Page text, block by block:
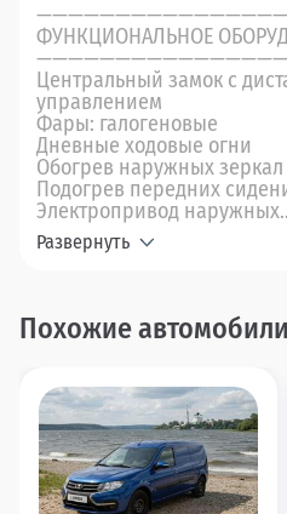
ФУНКЦИОНАЛЬНОЕ
Центральный замок с
управлением
Фары: галогеновые
Дневные ходовые огни
Обогрев наружных зеркал
Подогрев передних
Электропривод
Развернуть
Похожие автомобили